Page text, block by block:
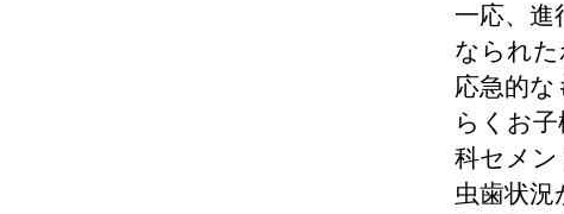
一応、
なられ
応急的
らくお
科セメ
虫歯状況